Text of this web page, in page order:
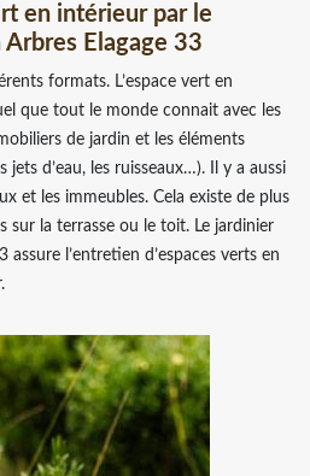
en intérieur par le
Elagage 33
formats. L’espace vert en
que tout le monde connait avec les
de jardin et les éléments
jets d’eau, les ruisseaux…). Il y a aussi
et les immeubles. Cela existe de plus
sur la terrasse ou le toit. Le jardinier
assure l’entretien d’espaces verts en